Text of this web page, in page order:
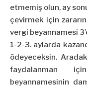
etmemiş olun, ay
çevirmek için
vergi beyannamesi
1-2-3. aylarda
ödeyeceksin.
faydalanman
beyannamesinin